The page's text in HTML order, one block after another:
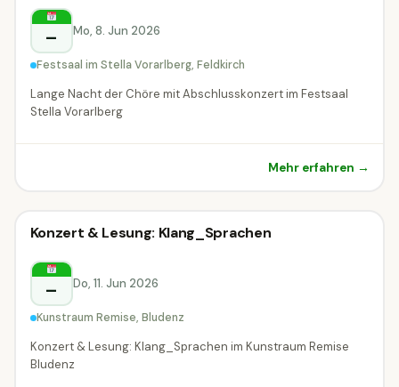
Feldkirch
– Mo, 8. Jun 2026
Festsaal im Stella Vorarlberg, Feldkirch
Lange Nacht der Chöre mit Abschlusskonzert im Festsaal
Stella Vorarlberg
Mehr erfahren →
Konzert
Bludenz
Konzert
Konzert & Lesung: Klang_Sprachen
– Do, 11. Jun 2026
Kunstraum Remise, Bludenz
Konzert & Lesung: Klang_Sprachen im Kunstraum Remise
Bludenz